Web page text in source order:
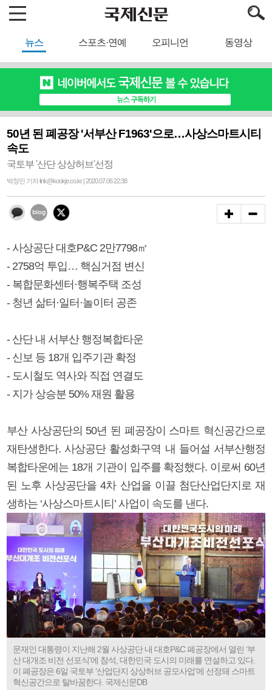
뉴스 스포츠·연예 오피니언 동영상
50년 된 폐공장 '서부산 F1963'으로…사상스마트시티
속도
국토부 '산단 상상허브'선정
박정민 기자 link@kookje.co.kr | 2020.07.06 22:38
- 사상공단 대호P&C 2만7798㎡
- 2758억 투입… 핵심거점 변신
- 복합문화센터·행복주택 조성
- 청년 삶터·일터·놀이터 공존
- 산단 내 서부산 행정복합타운
- 신보 등 18개 입주기관 확정
- 도시철도 역사와 직접 연결도
- 지가 상승분 50% 재원 활용
부산 사상공단의 50년 된 폐공장이 스마트 혁신공간으로
재탄생한다. 사상공단 활성화구역 내 들어설 서부산행정
복합타운에는 18개 기관이 입주를 확정했다. 이로써 60년
된 노후 사상공단을 4차 산업을 이끌 첨단산업단지로 재
생하는 ‘사상스마트시티’ 사업이 속도를 낸다.
문재인 대통령이 지난해 2월 사상공단 내 대호P&C 폐공장에서 열린 ‘부
산 대개조 비전 선포식’에 참석, 대한민국 도시의 미래를 연설하고 있다.
이 폐공장은 6일 국토부 ‘산업단지 상상허브 공모사업’에 선정돼 스마트
혁신공간으로 탈바꿈한다. 국제신문DB